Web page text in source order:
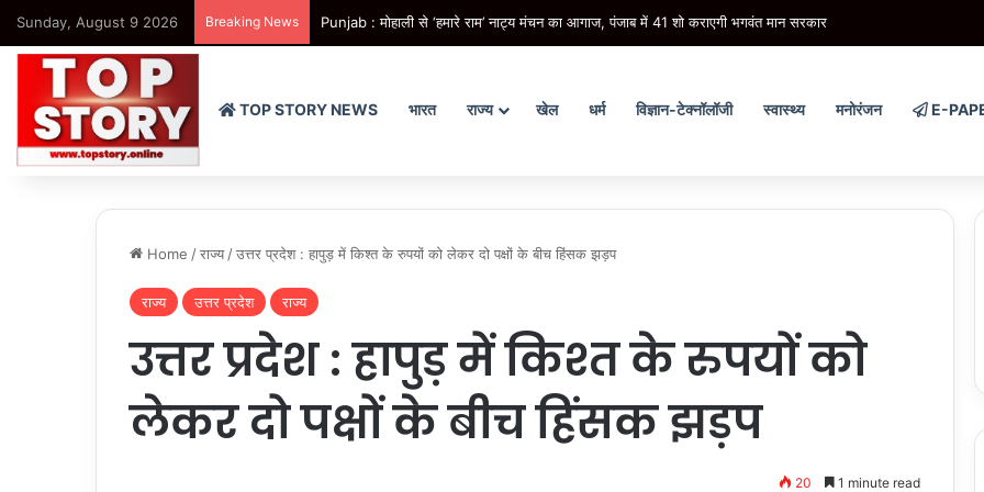
Sunday, August 9 2026 Breaking News Uttarakhand : अगले दो दिनों में भारी से बहुत भारी वर्षा की संभावना
TOP STORY NEWS भारत राज्य खेल धर्म विज्ञान-टेक्नॉलॉजी स्वास्थ्य मनोरंजन E-
Home /राज्य /उत्तर प्रदेश : हापुड़ में किश्त के रुपयों को लेकर दो पक्षों के बीच हिंसक झड़प
राज्य उत्तर प्रदेश राज्य
उत्तर प्रदेश : हापुड़ में किश्त के रुपयों को
लेकर दो पक्षों के बीच हिंसक झड़प
20 1 minute read